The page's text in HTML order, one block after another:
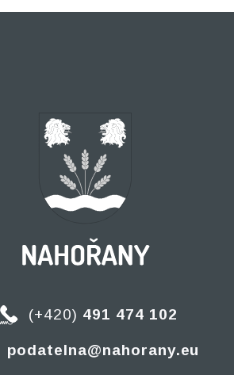
(+420) 491 474 102
podatelna@nahorany.eu